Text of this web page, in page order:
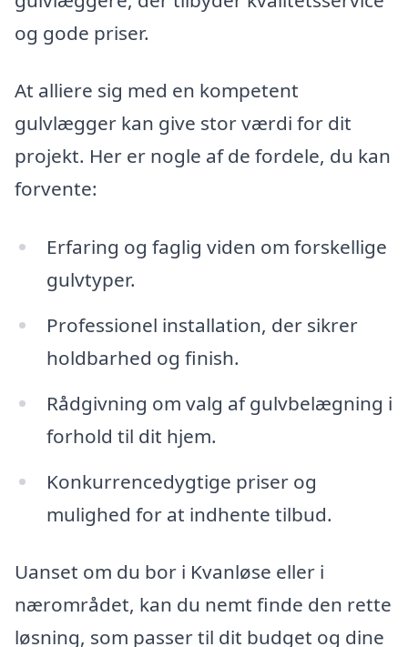
og gode priser.
At alliere sig med en kompetent
gulvlægger kan give stor værdi for dit
projekt. Her er nogle af de fordele, du kan
forvente:
Erfaring og faglig viden om forskellige
gulvtyper.
Professionel installation, der sikrer
holdbarhed og finish.
Rådgivning om valg af gulvbelægning i
forhold til dit hjem.
Konkurrencedygtige priser og
mulighed for at indhente tilbud.
Uanset om du bor i Kvanløse eller i
nærområdet, kan du nemt finde den rette
løsning, som passer til dit budget og dine